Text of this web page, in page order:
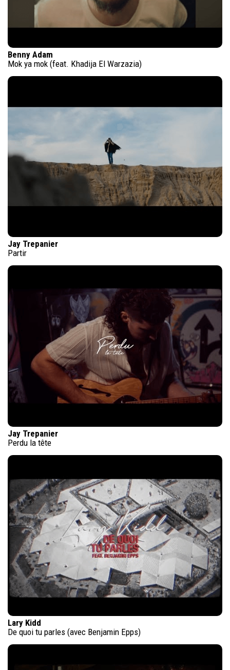
Benny Adam
Mok ya mok (feat. Khadija El Warzazia)
Jay Trepanier
Partir
Jay Trepanier
Perdu la tête
Lary Kidd
De quoi tu parles (avec Benjamin Epps)